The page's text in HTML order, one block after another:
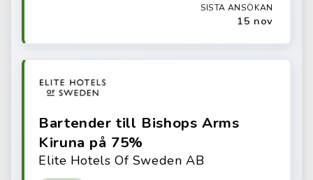
SISTA ANSÖKAN
15 nov
Bartender till Bishops Arms
Kiruna på 75%
Elite Hotels Of Sweden AB